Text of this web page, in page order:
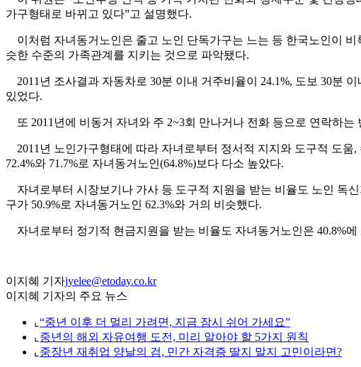
가구형태로 바뀌고 있다”고 설명했다.
이처럼 자녀동거노인은 줄고 노인 단독가구는 느는 등 한국노인이
슷한 수준의 가족관계를 지키는 것으로 파악됐다.
2011년 조사결과 자동차로 30분 이내 거주비율이 24.1%, 도보 30분
있었다.
또 2011년에 비동거 자녀와 주 2~3회 만나거나 전화 등으로 연락하는
2011년 노인가구형태에 따라 자녀로부터 정서적 지지와 도구적 도
72.4%와 71.7%로 자녀동거노인(64.8%)보다 다소 높았다.
자녀로부터 시장보기나 가사 등 도구적 지원을 받는 비율도 노인 독
구가 50.9%로 자녀동거노인 62.3%와 거의 비슷했다.
자녀로부터 정기적 현금지원을 받는 비율도 자녀동거노인은 40.8%
이지혜 기자jyelee@etoday.co.kr
이지혜 기자의 주요 뉴스
⌞ “중년 이후 더 멀리 가려면, 지금 잠시 쉬어 가세요”
⌞ 중년의 해외 자유여행 도전, 미리 알아야 할 5가지 원칙
⌞ 중장년 재취업 양날의 검, 민간 자격증 딸지 말지 고민이라면?